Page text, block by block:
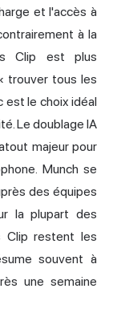
et l'accès à
à la
Clip est plus
trouver tous les
est le choix idéal
Le doublage IA
majeur pour
Munch se
des équipes
la plupart des
Clip restent les
souvent à
une semaine